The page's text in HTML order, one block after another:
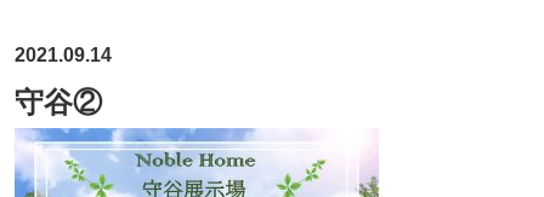
2021.09.14
守谷②